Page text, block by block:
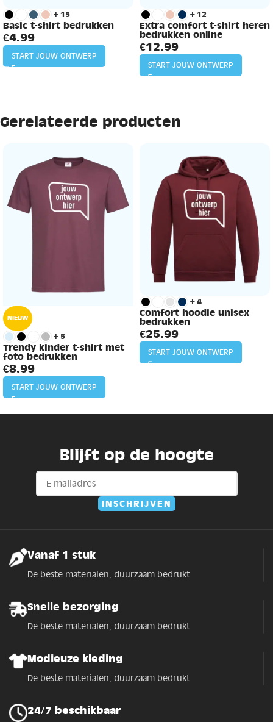
+15
Basic t-shirt bedrukken
€4.99
START JOUW ONTWERP
+12
Extra comfort t-shirt heren
bedrukken online
€12.99
START JOUW ONTWERP
Gerelateerde producten
NIEUW
+5
Trendy kinder t-shirt met
foto bedrukken
€8.99
START JOUW ONTWERP
+4
Comfort hoodie unisex
bedrukken
€25.99
START JOUW ONTWERP
Blijft op de hoogte
Vanaf 1 stuk
De beste materialen, duurzaam bedrukt
Snelle bezorging
De beste materialen, duurzaam bedrukt
Modieuze kleding
De beste materialen, duurzaam bedrukt
24/7 beschikbaar